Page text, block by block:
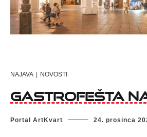
NAJAVA | NOVOSTI
Gastrofešta
Portal ArtKvart 24. prosinca